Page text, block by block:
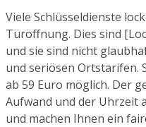
Viele Schlüsseldienste
Türöffnung. Dies sind
und sie sind nicht
und seriösen Ortstarifen.
ab 59 Euro möglich. Der
Aufwand und der Uhrzeit
und machen Ihnen ein